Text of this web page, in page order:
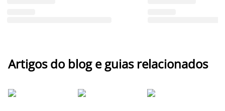
Artigos do blog e guias relacionados